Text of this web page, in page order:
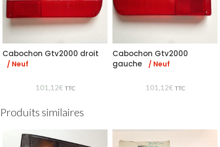
Cabochon Gtv2000 droit
/ Neuf
101,12€ TTC
Cabochon Gtv2000
gauche
/ Neuf
101,12€ TTC
Produits similaires